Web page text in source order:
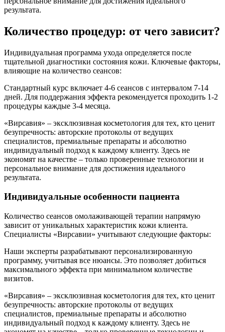
результата.
Количество процедур: от чего зависит?
Индивидуальная программа ухода определяется после
тщательной диагностики состояния кожи. Ключевые факторы,
влияющие на количество сеансов:
Стандартный курс включает 4-6 сеансов с интервалом 7-14
дней. Для поддержания эффекта рекомендуется проходить 1-2
процедуры каждые 3-4 месяца.
«Вирсавия» – эксклюзивная косметология для тех, кто ценит
безупречность: авторские протоколы от ведущих
специалистов, премиальные препараты и абсолютно
индивидуальный подход к каждому клиенту. Здесь не
экономят на качестве – только проверенные технологии и
персональное внимание для достижения идеального
результата.
Индивидуальные особенности пациента
Количество сеансов омолаживающей терапии напрямую
зависит от уникальных характеристик кожи клиента.
Специалисты «Вирсавии» учитывают следующие факторы:
Наши эксперты разрабатывают персонализированную
программу, учитывая все нюансы. Это позволяет добиться
максимального эффекта при минимальном количестве
визитов.
«Вирсавия» – эксклюзивная косметология для тех, кто ценит
безупречность: авторские протоколы от ведущих
специалистов, премиальные препараты и абсолютно
индивидуальный подход к каждому клиенту. Здесь не